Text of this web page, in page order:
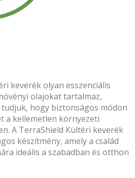
keverék olyan esszenciális
olajokat tartalmaz,
hogy biztonságos módon
a kellemetlen környezeti
A TerraShield Kültéri keverék
készítmény, amely a család
ideális a szabadban és otthon